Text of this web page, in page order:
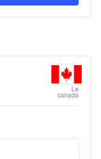
Le
canada